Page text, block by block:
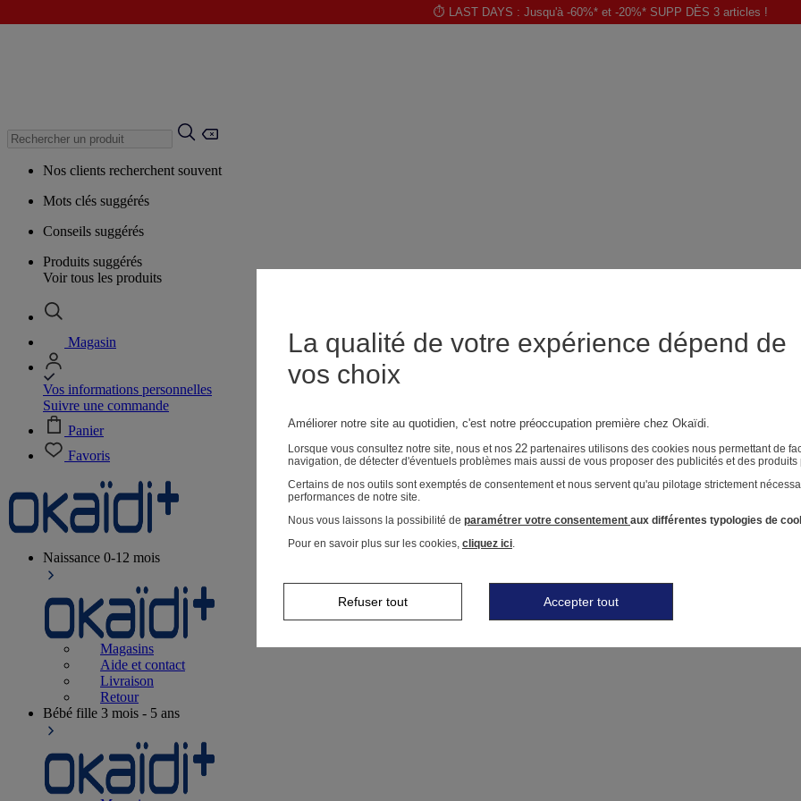
⏱️ LAST DAYS : Jusqu'à -60%* et -20%* SUPP DÈS 3 articles !
Nos clients recherchent souvent
Mots clés suggérés
Conseils suggérés
Produits suggérés
Voir tous les produits
Magasin
Vos informations personnelles
Suivre une commande
Panier
Favoris
Naissance 0-12 mois
Magasins
Aide et contact
Livraison
Retour
Bébé fille 3 mois - 5 ans
La qualité de votre expérience dépend de
vos choix
Améliorer notre site au quotidien, c'est notre préoccupation première chez Okaïdi.
Lorsque vous consultez notre site, nous et nos 22 partenaires utilisons des cookies nous permettant de
navigation, de détecter d'éventuels problèmes mais aussi de vous proposer des publicités et des
Certains de nos outils sont exemptés de consentement et nous servent qu'au pilotage strictement
performances de notre site.
Nous vous laissons la possibilité de paramétrer votre consentement aux différentes typologies de
Pour en savoir plus sur les cookies, cliquez ici.
Refuser tout Accepter tout